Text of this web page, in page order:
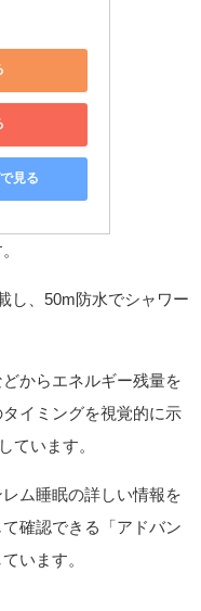
見る
し、50m防水でシャワー
からエネルギー残量を
イミングを視覚的に示
ています。
ム睡眠の詳しい情報を
確認できる「アドバン
います。